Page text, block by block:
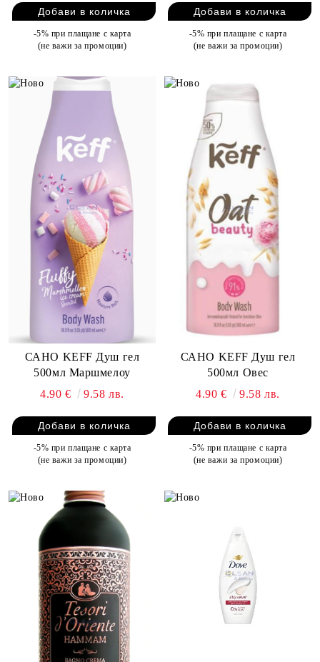
-5% при плащане с карта
(не важи за промоции)
-5% при плащане с карта
(не важи за промоции)
САНО KEFF Душ гел
500мл Маршмелоу
4.90 €
9.58 лв.
-5% при плащане с карта
(не важи за промоции)
САНО KEFF Душ гел
500мл Овес
4.90 €
9.58 лв.
-5% при плащане с карта
(не важи за промоции)